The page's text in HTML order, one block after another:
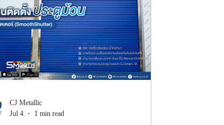
CJ Metallic
Jul 4
1 min read